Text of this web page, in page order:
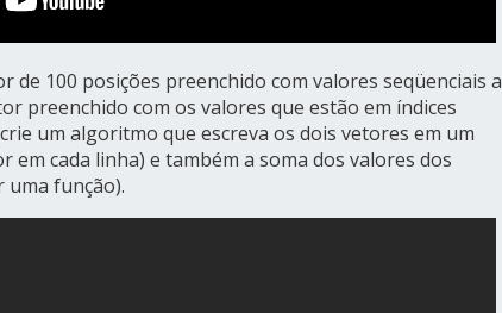
de 100 posições preenchido com valores seqüenciais a
preenchido com os valores que estão em índices
um algoritmo que escreva os dois vetores em um
em cada linha) e também a soma dos valores dos
função).